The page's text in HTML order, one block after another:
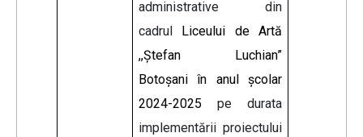
administrative din
cadrul
Liceului de Artă
,,Ştefan Luchian”
Botoşani în anul şcolar
2024-2025 pe durata
implementării proiectului